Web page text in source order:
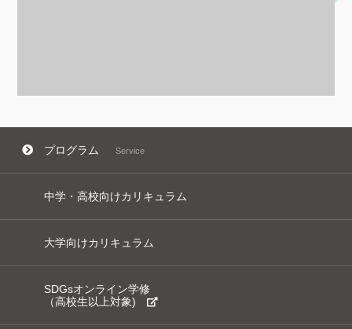
プログラム Service
中学・高校向けカリキュラム
大学向けカリキュラム
SDGsオンライン学修
（高校生以上対象)